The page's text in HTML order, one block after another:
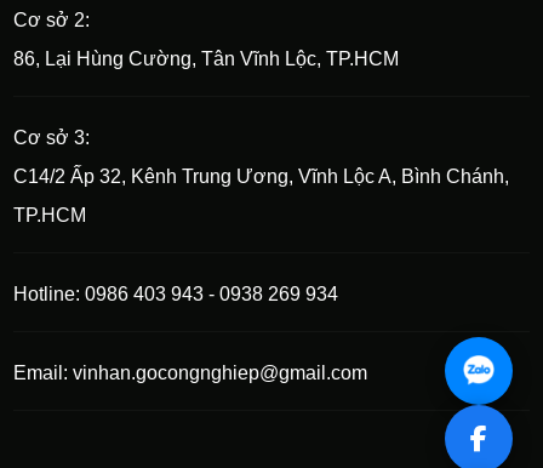
Cơ sở 2:
86, Lại Hùng Cường, Tân Vĩnh Lộc, TP.HCM
Cơ sở 3:
C14/2 Ấp 32, Kênh Trung Ương, Vĩnh Lộc A, Bình Chánh,
TP.HCM
Hotline: 0986 403 943 - 0938 269 934
Email: vinhan.gocongnghiep@gmail.com